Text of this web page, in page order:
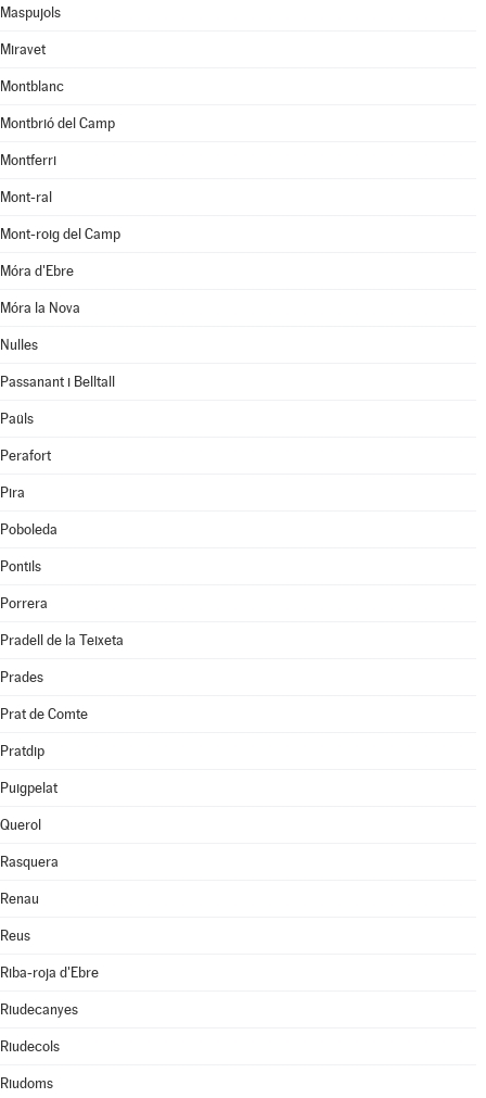
Maspujols
Miravet
Montblanc
Montbrió del Camp
Montferri
Mont-ral
Mont-roig del Camp
Móra d'Ebre
Móra la Nova
Nulles
Passanant i Belltall
Paüls
Perafort
Pira
Poboleda
Pontils
Porrera
Pradell de la Teixeta
Prades
Prat de Comte
Pratdip
Puigpelat
Querol
Rasquera
Renau
Reus
Riba-roja d'Ebre
Riudecanyes
Riudecols
Riudoms